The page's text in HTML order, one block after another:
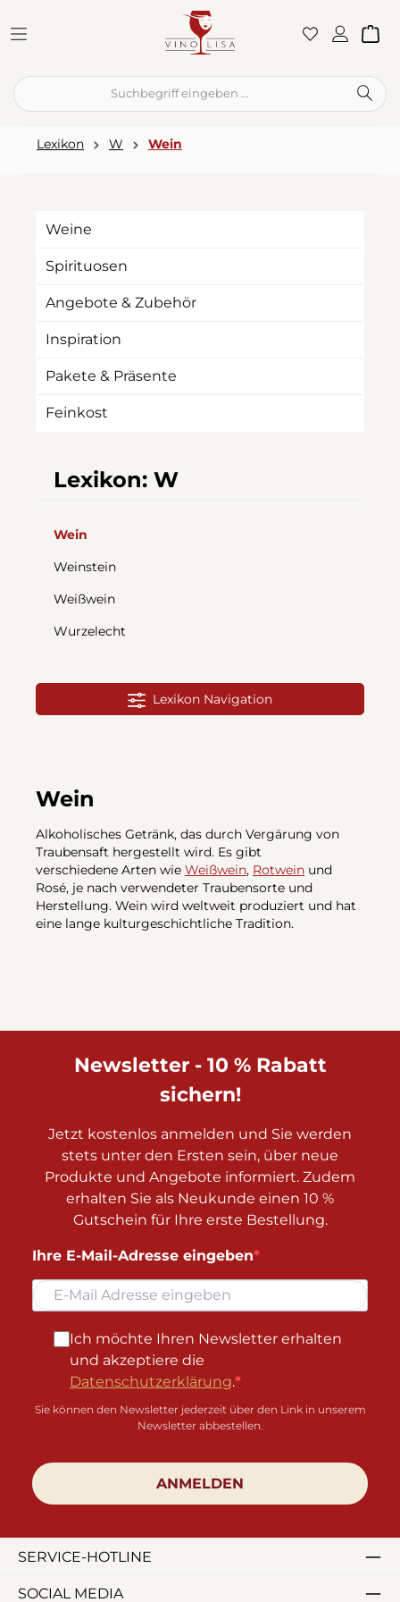
Lexikon W Wein
Weine
Spirituosen
Angebote & Zubehör
Inspiration
Pakete & Präsente
Feinkost
Lexikon: W
Wein
Weinstein
Weißwein
Wurzelecht
Lexikon Navigation
Wein
Alkoholisches Getränk, das durch Vergärung von
Traubensaft hergestellt wird. Es gibt
verschiedene Arten wie Weißwein, Rotwein und
Rosé, je nach verwendeter Traubensorte und
Herstellung. Wein wird weltweit produziert und hat
eine lange kulturgeschichtliche Tradition.
Newsletter - 10 % Rabatt
sichern!
Jetzt kostenlos anmelden und Sie werden
stets unter den Ersten sein, über neue
Produkte und Angebote informiert. Zudem
erhalten Sie als Neukunde einen 10 %
Gutschein für Ihre erste Bestellung.
Ihre E-Mail-Adresse eingeben
Ich möchte Ihren Newsletter erhalten
und akzeptiere die
Datenschutzerklärung.
Sie können den Newsletter jederzeit über den Link in unserem
Newsletter abbestellen.
ANMELDEN
SERVICE-HOTLINE
SOCIAL MEDIA